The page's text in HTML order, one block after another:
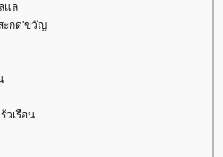
แล
สะกด'ขวัญ
วเรือน